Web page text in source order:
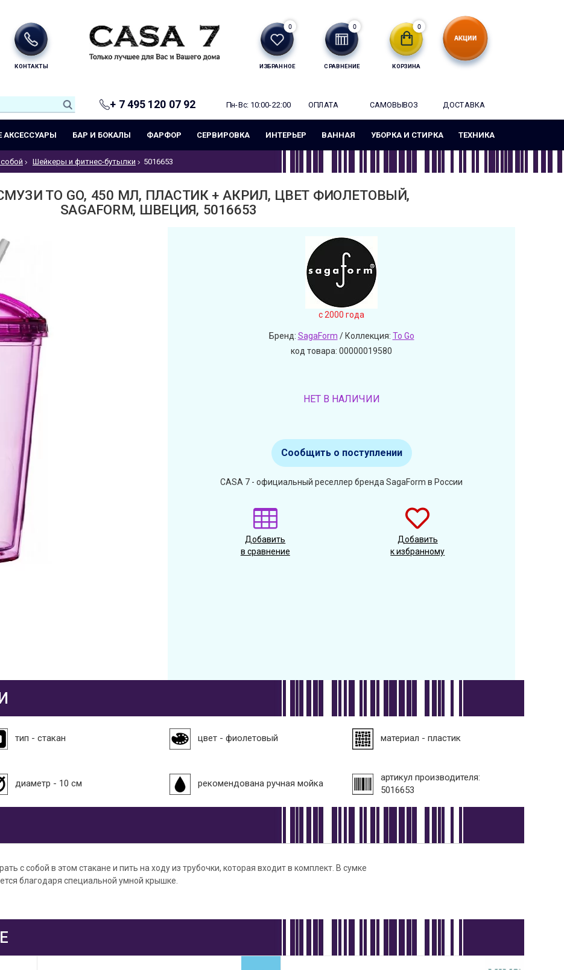
КОНТАКТЫ ИЗБРАННОЕ
0
СРАВНЕНИЕ
0
КОРЗИНА
0
+ 7 495 120 07 92 Пн-Вс: 10:00-22:00 ОПЛАТА САМОВЫВОЗ ДОСТАВКА
АКСЕССУАРЫ БАР И БОКАЛЫ ФАРФОР СЕРВИРОВКА ИНТЕРЬЕР ВАННАЯ УБОРКА И СТИРКА ТЕХНИКА
Шейкеры и фитнес-бутылки 5016653
TO GO, 450 МЛ, ПЛАСТИК + АКРИЛ, ЦВЕТ ФИОЛЕТОВЫЙ,
SAGАFORM, ШВЕЦИЯ, 5016653
c 2000 года
Бренд: SagaForm / Коллекция: To Go
код товара: 00000019580
НЕТ В НАЛИЧИИ
Сообщить о поступлении
CASA 7 - официальный реселлер бренда SagaForm в России
Добавить
в сравнение
Добавить
к избранному
тип - стакан цвет - фиолетовый материал - пластик
диаметр - 10 см рекомендована ручная мойка
артикул производителя:
5016653
с собой в этом стакане и пить на ходу из трубочки, которая входит в комплект. В сумке
благодаря специальной умной крышке.